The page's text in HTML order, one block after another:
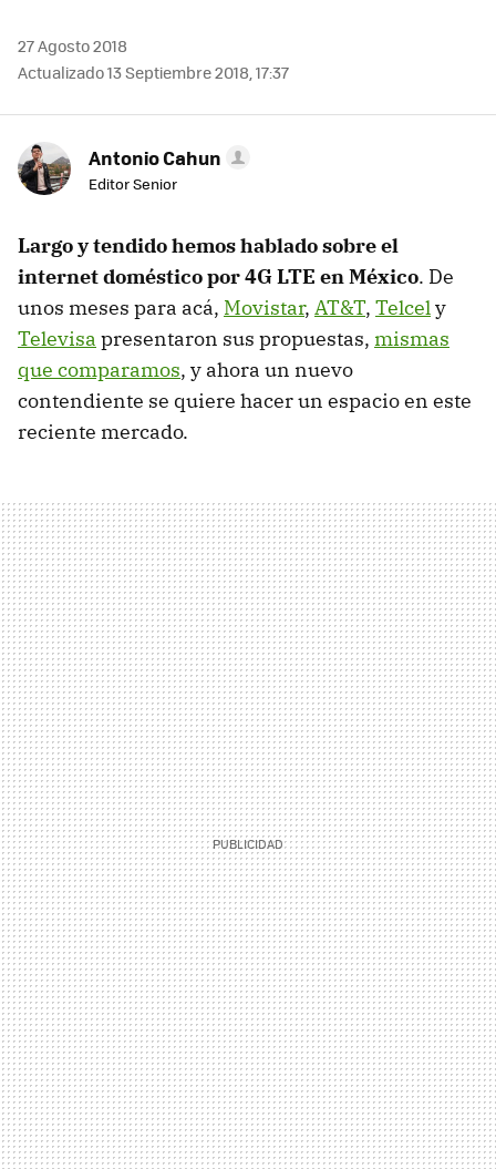
27 Agosto 2018
Actualizado 13 Septiembre 2018, 17:37
Antonio Cahun
Editor Senior
Largo y tendido hemos hablado sobre el
internet doméstico por 4G LTE en México. De
unos meses para acá, Movistar, AT&T, Telcely
Televisa presentaron sus propuestas, mismas
que comparamos, y ahora un nuevo
contendiente se quiere hacer un espacio en este
reciente mercado.